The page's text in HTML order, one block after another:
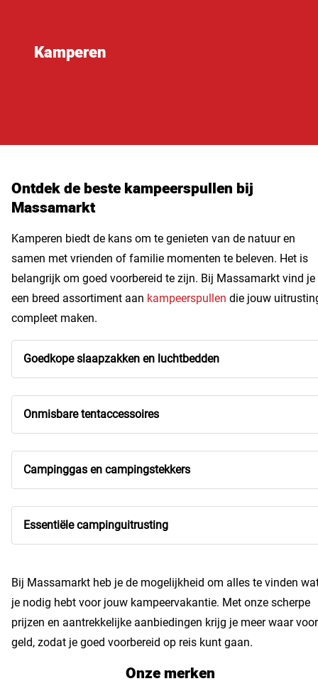
Kamperen
Ontdek de beste kampeerspullen bij
Massamarkt
Kamperen biedt de kans om te genieten van de natuur en
samen met vrienden of familie momenten te beleven. Het is
belangrijk om goed voorbereid te zijn. Bij Massamarkt vind je
een breed assortiment aan kampeerspullen die jouw
compleet maken.
Goedkope slaapzakken en luchtbedden
Onmisbare tentaccessoires
Campinggas en campingstekkers
Essentiële campinguitrusting
Bij Massamarkt heb je de mogelijkheid om alles te vinden
je nodig hebt voor jouw kampeervakantie. Met onze scherpe
prijzen en aantrekkelijke aanbiedingen krijg je meer waar
geld, zodat je goed voorbereid op reis kunt gaan.
Onze merken